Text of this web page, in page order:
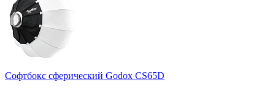
Софтбокс сферический Godox CS65D